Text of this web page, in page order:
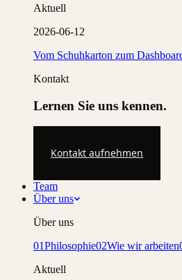
Aktuell
2026-06-12
Vom Schuhkarton zum
Kontakt
Lernen Sie uns kennen.
Kontakt aufnehmen
Team
Über uns
Über uns
01Philosophie02Wie wir arbeiten
Aktuell